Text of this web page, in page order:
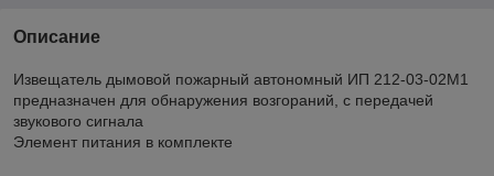
Описание
Извещатель дымовой пожарный автономный ИП 212-03-02М1
предназначен для обнаружения возгораний, с передачей
звукового сигнала
Элемент питания в комплекте